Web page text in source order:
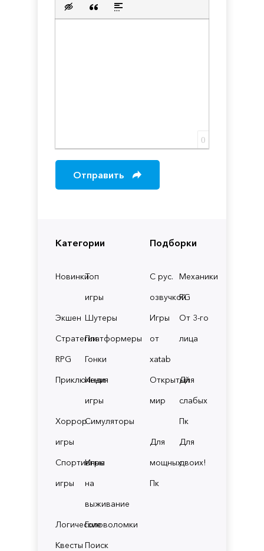
Категории
НовинкиТоп
игры
Экшен Шутеры
СтратегииПлатформеры
RPG
Гонки
Приключения
Инди
игры
Хоррор
игры
Симуляторы
Спортивные
игры
Игры
на
выживание
ЛогическиеГоловоломки
Квесты Поиск
Подборки
С рус.
озвучкой
Механики
RG
Игры
от
xatab
От 3-го
лица
Открытый
мир
Для
слабых
Пк
Для
мощных
Пк
Для
двоих!
Вставка скрытого текста
Вставка цитаты
Вставка спойлера
0
Отправить